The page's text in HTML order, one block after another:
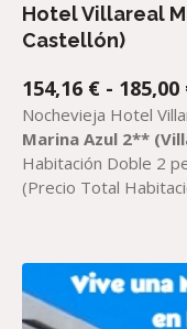
Hotel Villareal
Castellón)
154,16 € - 185,00
Nochevieja Hotel
Marina Azul 2**
Habitación Doble 2
(Precio Total